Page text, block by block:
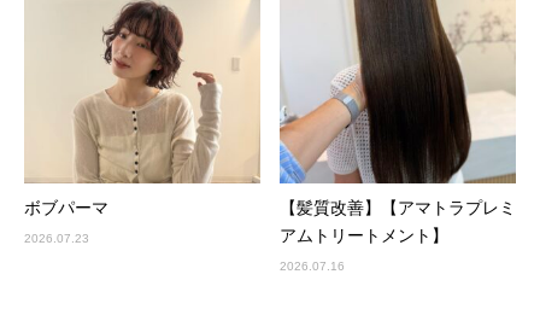
ボブパーマ
2026.07.23
【髪質改善】【アマトラプレミ
アムトリートメント】
2026.07.16